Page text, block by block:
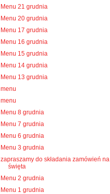
Menu 21 grudnia
Menu 20 grudnia
Menu 17 grudnia
Menu 16 grudnia
Menu 15 grudnia
Menu 14 grudnia
Menu 13 grudnia
menu
menu
Menu 8 grudnia
Menu 7 grudnia
Menu 6 grudnia
Menu 3 grudnia
zapraszamy do składania zamówień na
święta
Menu 2 grudnia
Menu 1 grudnia